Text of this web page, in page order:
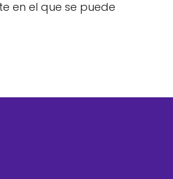
en el que se puede